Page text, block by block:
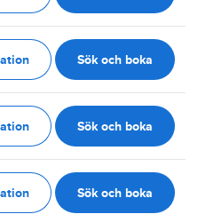
Sök och boka
Sök och boka
Sök och boka